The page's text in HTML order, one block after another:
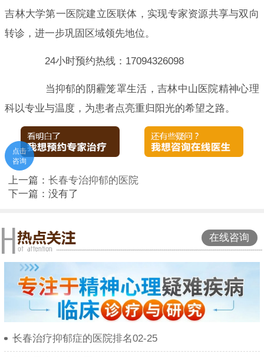
吉林大学第一医院建立医联体，实现专家资源共享与双向
转诊，进一步巩固区域领先地位。
24小时预约热线：17094326098
当抑郁的阴霾笼罩生活，吉林中山医院精神心理
科以专业与温度，为患者点亮重归阳光的希望之路。
上一篇： 长春专治抑郁的医院
下一篇：没有了
在线咨询
长春治疗抑郁症的医院排名02-25
点击
咨询